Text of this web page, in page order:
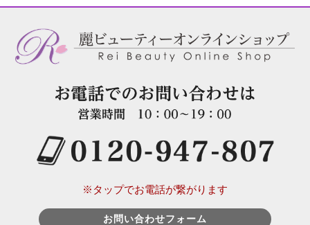
※タップでお電話が繋がります
お問い合わせフォーム